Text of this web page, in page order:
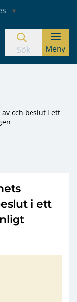
Sök Meny
av och beslut i ett
i ett